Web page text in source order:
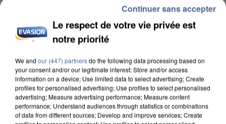
5 août 2026
Une enquête ouverte à Marseille après la
découverte d’un enfant de...
Trois personnes ont été placées en garde à vue.
Le respect de votre vie privée est
notre priorité
We and our (447) partnersdo the following data processing based on
your consent and/or our legitimate interest: Store and/or access
information on a device; Use limited data to select advertising; Create
profiles for personalised advertising; Use profiles to select personalised
advertising; Measure advertising performance; Measure content
performance; Understand audiences through statistics or combinations
of data from different sources; Develop and improve services; Create
Continuer sans accepter